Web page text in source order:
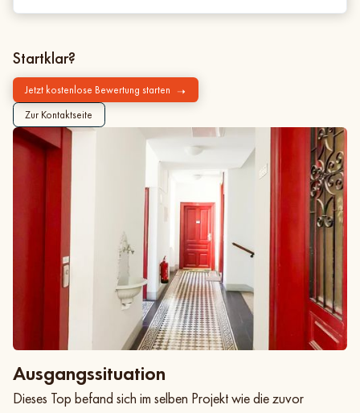
Startklar?
Jetzt kostenlose Bewertung starten ➝
Zur Kontaktseite
Ausgangssituation
Dieses Top befand sich im selben Projekt wie die zuvor